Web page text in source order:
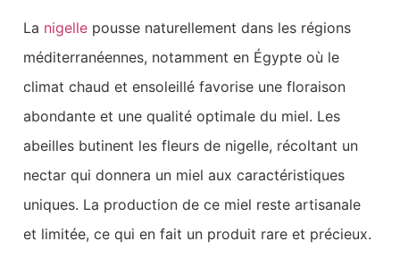
La nigelle pousse naturellement dans les régions
méditerranéennes, notamment en Égypte où le
climat chaud et ensoleillé favorise une floraison
abondante et une qualité optimale du miel. Les
abeilles butinent les fleurs de nigelle, récoltant un
nectar qui donnera un miel aux caractéristiques
uniques. La production de ce miel reste artisanale
et limitée, ce qui en fait un produit rare et précieux.